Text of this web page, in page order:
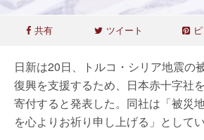
共有 ツイート
日新は20日、トルコ・シリア地震の
復興を支援するため、日本赤十字社
寄付すると発表した。同社は「被災
を心よりお祈り申し上げる」としてい